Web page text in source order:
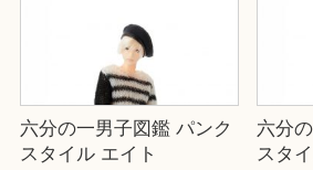
六分の一男子図鑑 パンク
スタイル エイト
六分
スタ